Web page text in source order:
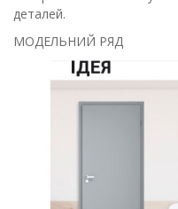
деталей.
МОДЕЛЬНИЙ РЯД